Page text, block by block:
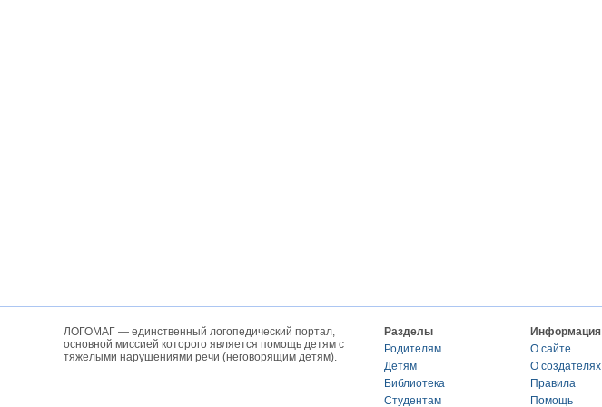
ЛОГОМАГ — единственный логопедический портал,
основной миссией которого является помощь детям с
тяжелыми нарушениями речи (неговорящим детям).
Разделы
Родителям
Детям
Библиотека
Студентам
Информация
О сайте
О создателях
Правила
Помощь